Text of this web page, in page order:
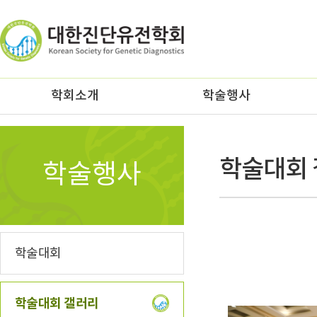
학회소개 학술행사
학술행사
학술대회
학술대회 갤러리
학술대회